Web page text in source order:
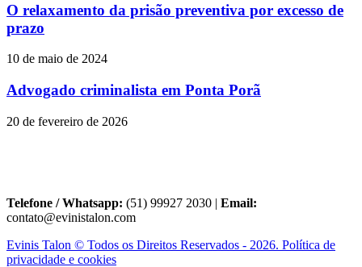
O relaxamento da prisão preventiva por excesso de
prazo
10 de maio de 2024
Advogado criminalista em Ponta Porã
20 de fevereiro de 2026
Telefone / Whatsapp: (51) 99927 2030 | Email:
contato@evinistalon.com
Evinis Talon © Todos os Direitos Reservados - 2026. Política de
privacidade e cookies